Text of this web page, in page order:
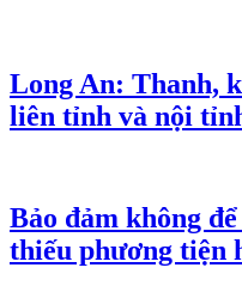
Long An: Thanh,
liên tỉnh và nội
Bảo đảm không
thiếu phương tiện